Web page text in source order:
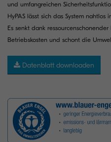
und umfangreichen
HyPAS lässt sich das System
Es senkt dank
Betriebskosten und schont die
Datenblatt downloaden